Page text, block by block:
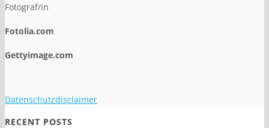
Fotograf/in
Fotolia.com
Gettyimage.com
Datenschutzdisclaimer
RECENT POSTS